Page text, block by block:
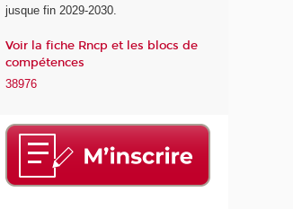
jusque fin 2029-2030.
Voir la fiche Rncp et les blocs de
compétences
38976